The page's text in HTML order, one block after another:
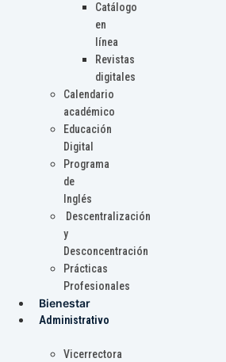
Catálogo
en
línea
Revistas
digitales
Calendario
académico
Educación
Digital
Programa
de
Inglés
Descentralización
y
Desconcentración
Prácticas
Profesionales
Bienestar
Administrativo
Vicerrectora